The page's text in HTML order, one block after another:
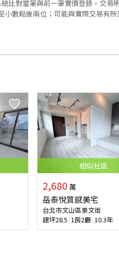
比對當筆與前一筆實價登錄，交易
數點後兩位；可能與實際交易有所
相似社區
2,680 萬
岳泰悅質感美宅
台北市文山區景文街
建坪28.5 1房2廳 10.3年